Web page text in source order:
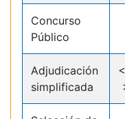
Concurso
Público
Adjudicación
simplificada